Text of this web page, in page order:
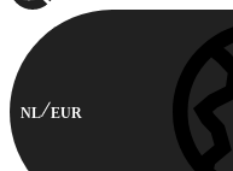
NL EUR